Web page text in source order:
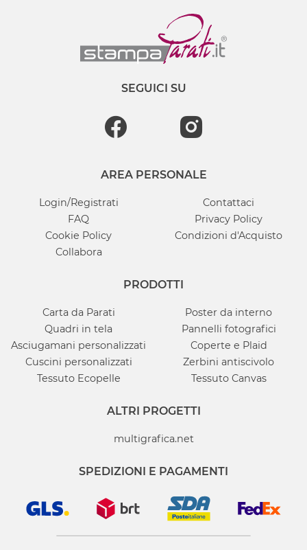
SEGUICI SU
AREA PERSONALE
Login/Registrati
Contattaci
FAQ
Privacy Policy
Cookie Policy
Condizioni d'Acquisto
Collabora
PRODOTTI
Carta da Parati
Poster da interno
Quadri in tela
Pannelli fotografici
Asciugamani personalizzati
Coperte e Plaid
Cuscini personalizzati
Zerbini antiscivolo
Tessuto Ecopelle
Tessuto Canvas
ALTRI PROGETTI
multigrafica.net
SPEDIZIONI E PAGAMENTI